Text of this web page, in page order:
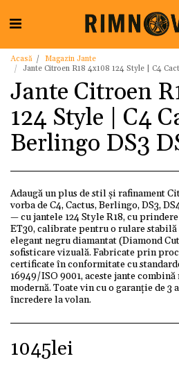
Acasă
Magazin Jante
Jante Citroen R18 4x108 124 Style | C4
Jante Citroen
124 Style | C4
Berlingo DS3
Adaugă un plus de stil și rafinament
vorba de C4, Cactus, Berlingo, DS3,
— cu jantele 124 Style R18, cu
ET30, calibrate pentru o rulare
elegant negru diamantat (Diamond
sofisticare vizuală. Fabricate prin
certificate în conformitate cu
16949/ISO 9001, aceste jante
modernă. Toate vin cu o garanție de 3
încredere la volan.
1045lei